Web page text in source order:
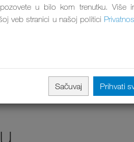
u bilo kom trenutku. Više
veb stranici u našoj politici
Sačuvaj Prihvati